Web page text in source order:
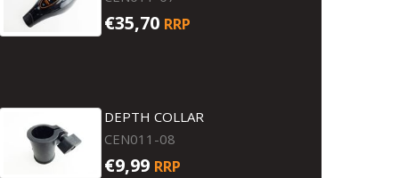
€35,70 RRP
DEPTH COLLAR
CEN011-08
€9,99 RRP